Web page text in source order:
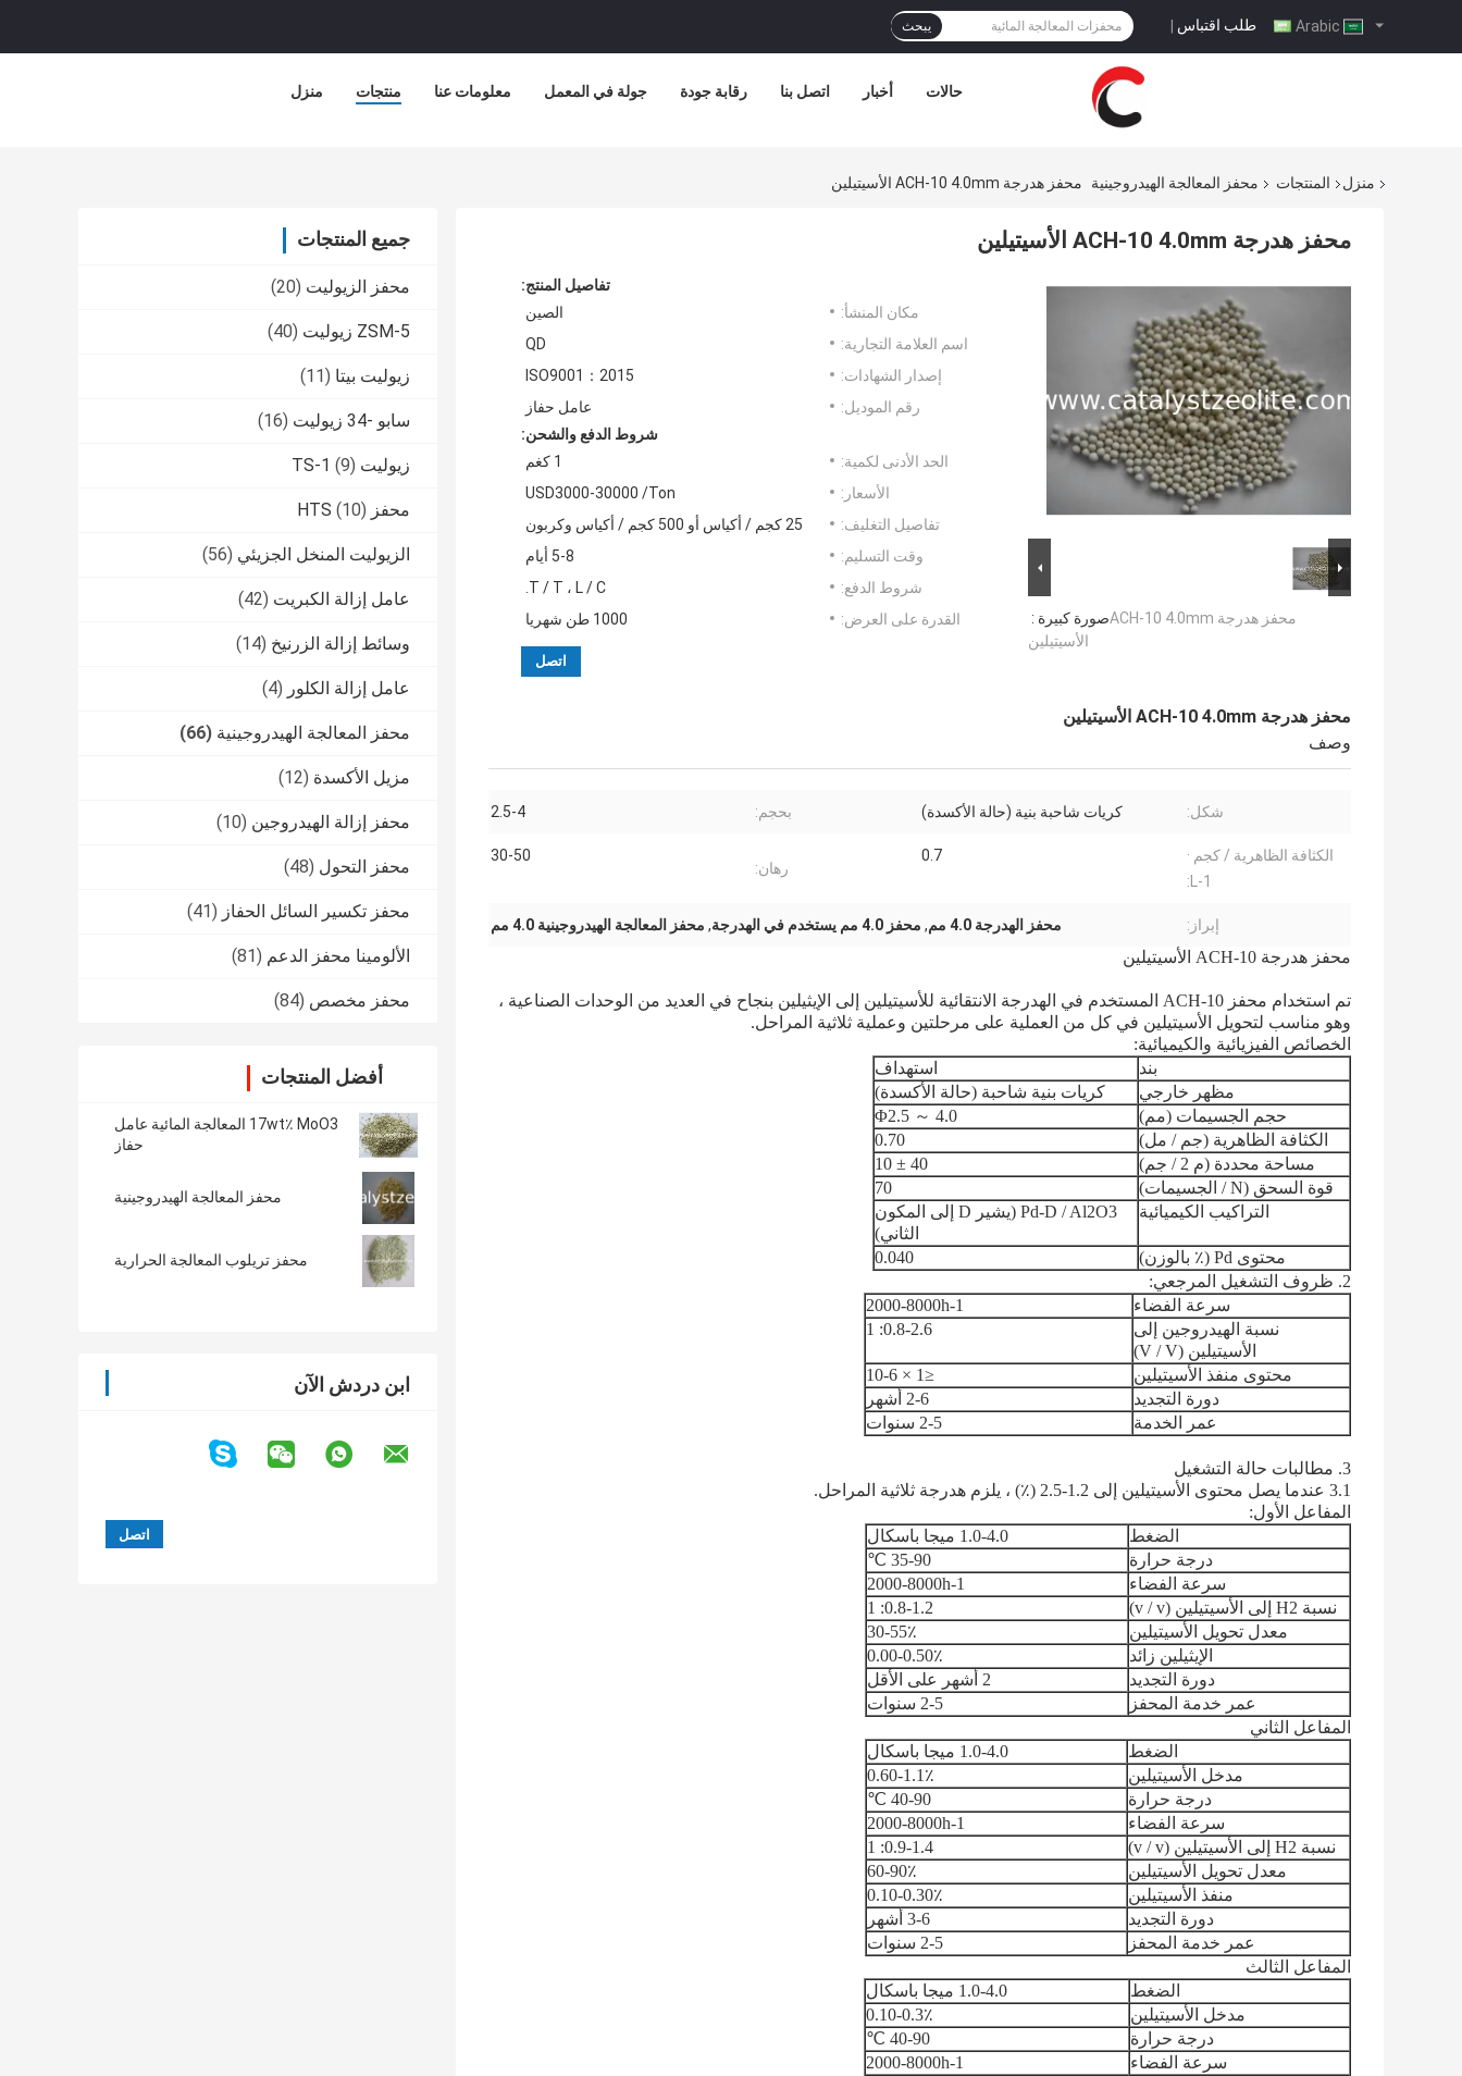
طلب اقتباس | يبحث
منزل منتجات معلومات عنا جولة في المعمل رقابة جودة اتصل بنا أخبار حالات
منزل المنتجات محفز المعالجة الهيدروجينية محفز هدرجة ACH-10 4.0mm الأسيتيلين
جميع المنتجات
محفز الزيوليت (20)
ZSM-5 زيوليت (40)
زيوليت بيتا (11)
سابو -34 زيوليت (16)
زيوليت TS-1 (9)
محفز HTS (10)
الزيوليت المنخل الجزيئي (56)
عامل إزالة الكبريت (42)
وسائط إزالة الزرنيخ (14)
عامل إزالة الكلور (4)
محفز المعالجة الهيدروجينية (66)
مزيل الأكسدة (12)
محفز إزالة الهيدروجين (10)
محفز التحول (48)
محفز تكسير السائل الحفاز (41)
الألومينا محفز الدعم (81)
محفز مخصص (84)
أفضل المنتجات
17wt٪ MoO3 المعالجة المائية عامل
حفاز
محفز المعالجة الهيدروجينية
محفز تريلوب المعالجة الحرارية
ابن دردش الآن
محفز هدرجة ACH-10 4.0mm الأسيتيلين
صورة كبيرة :محفز هدرجة ACH-10 4.0mm
الأسيتيلين
تفاصيل المنتج:
مكان المنشأ:
الصين
اسم العلامة التجارية:
QD
إصدار الشهادات:
ISO9001：2015
رقم الموديل:
عامل حفاز
شروط الدفع والشحن:
الحد الأدنى لكمية:
1 كغم
الأسعار:
USD3000-30000 /Ton
تفاصيل التغليف:
25 كجم / أكياس أو 500 كجم / أكياس وكربون
وقت التسليم:
5-8 أيام
شروط الدفع:
T / T ، L / C.
القدرة على العرض:
1000 طن شهريا
اتصل
محفز هدرجة ACH-10 4.0mm الأسيتيلين
وصف
شكل: كريات شاحبة بنية (حالة الأكسدة) بحجم: 2.5-4
الكثافة الظاهرية / كجم ·
L-1:
0.7
رهان:
30-50
إبراز: محفز الهدرجة 4.0 مم , محفز 4.0 مم يستخدم في الهدرجة , محفز المعالجة الهيدروجينية 4.0 مم
محفز هدرجة ACH-10 الأسيتيلين
تم استخدام محفز ACH-10 المستخدم في الهدرجة الانتقائية للأسيتيلين إلى الإيثيلين بنجاح في العديد من الوحدات الصناعية ،
وهو مناسب لتحويل الأسيتيلين في كل من العملية على مرحلتين وعملية ثلاثية المراحل.
الخصائص الفيزيائية والكيميائية:
بند
استهداف
مظهر خارجي
كريات بنية شاحبة (حالة الأكسدة)
حجم الجسيمات (مم)
Φ2.5 ～ 4.0
الكثافة الظاهرية (جم / مل)
0.70
مساحة محددة (م 2 / جم)
40 ± 10
قوة السحق (N / الجسيمات)
70
التراكيب الكيميائية
Pd-D / Al2O3 (يشير D إلى المكون
الثاني)
محتوى Pd (٪ بالوزن)
0.040
2. ظروف التشغيل المرجعي:
سرعة الفضاء
2000-8000h-1
نسبة الهيدروجين إلى
الأسيتيلين (V / V)
0.8-2.6: 1
محتوى منفذ الأسيتيلين
≤1 × 10-6
دورة التجديد
2-6 أشهر
عمر الخدمة
2-5 سنوات
3. مطالبات حالة التشغيل
3.1 عندما يصل محتوى الأسيتيلين إلى 1.2-2.5 (٪) ، يلزم هدرجة ثلاثية المراحل.
المفاعل الأول:
الضغط
1.0-4.0 ميجا باسكال
درجة حرارة
35-90 ℃
سرعة الفضاء
2000-8000h-1
نسبة H2 إلى الأسيتيلين (v / v)
0.8-1.2: 1
معدل تحويل الأسيتيلين
30-55٪
الإيثيلين زائد
0.00-0.50٪
دورة التجديد
2 أشهر على الأقل
عمر خدمة المحفز
2-5 سنوات
المفاعل الثاني
الضغط
1.0-4.0 ميجا باسكال
مدخل الأسيتيلين
0.60-1.1٪
درجة حرارة
40-90 ℃
سرعة الفضاء
2000-8000h-1
نسبة H2 إلى الأسيتيلين (v / v)
0.9-1.4: 1
معدل تحويل الأسيتيلين
60-90٪
منفذ الأسيتيلين
0.10-0.30٪
دورة التجديد
3-6 أشهر
عمر خدمة المحفز
2-5 سنوات
المفاعل الثالث
الضغط
1.0-4.0 ميجا باسكال
مدخل الأسيتيلين
0.10-0.3٪
درجة حرارة
40-90 ℃
سرعة الفضاء
2000-8000h-1